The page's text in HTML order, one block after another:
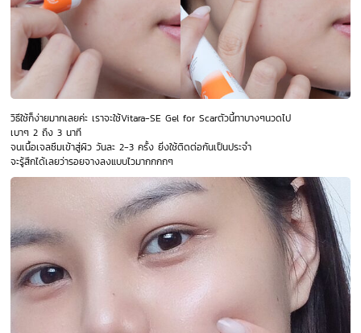
วิธีใช้ก็ง่ายมากเลยค่ะ เราจะใช้Vitara-SE Gel for Scarตัวนี้ทาบางๆนวดไป
เบาๆ 2 ถึง 3 นาที
จนเนื้อเจลซึมเข้าสู่ผิว วันละ 2-3 ครั้ง ยิ่งใช้ติดต่อกันเป็นประจำ
จะรู้สึกได้เลยว่ารอยจางลงแบบไวมากกกกๆ